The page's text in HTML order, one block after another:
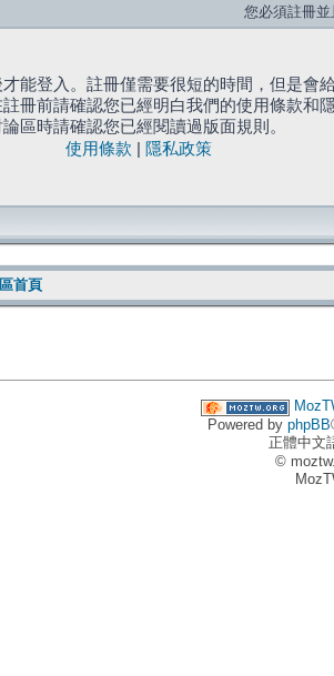
您必須註冊
能登入。註冊僅需要很短的時間，但是會
冊前請確認您已經明白我們的使用條款和
區時請確認您已經閱讀過版面規則。
使用條款
隱私政策
首頁
Powered by phpBB
正體中文
©